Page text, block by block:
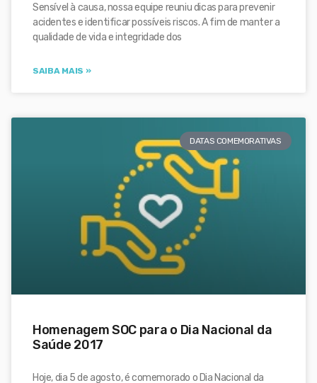
Sensível à causa, nossa equipe reuniu dicas para prevenir
acidentes e identificar possíveis riscos. A fim de manter a
qualidade de vida e integridade dos
SAIBA MAIS »
DATAS COMEMORATIVAS
Homenagem SOC para o Dia Nacional da
Saúde 2017
Hoje, dia 5 de agosto, é comemorado o Dia Nacional da